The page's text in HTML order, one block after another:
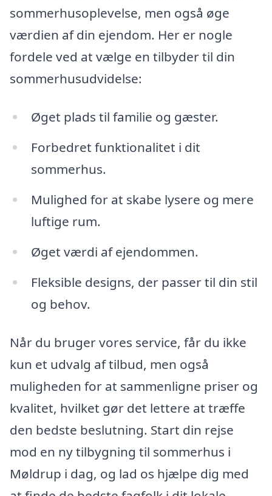
sommerhusoplevelse, men også øge
værdien af din ejendom. Her er nogle
fordele ved at vælge en tilbyder til din
sommerhusudvidelse:
Øget plads til familie og gæster.
Forbedret funktionalitet i dit
sommerhus.
Mulighed for at skabe lysere og mere
luftige rum.
Øget værdi af ejendommen.
Fleksible designs, der passer til din stil
og behov.
Når du bruger vores service, får du ikke
kun et udvalg af tilbud, men også
muligheden for at sammenligne priser og
kvalitet, hvilket gør det lettere at træffe
den bedste beslutning. Start din rejse
mod en ny tilbygning til sommerhus i
Møldrup i dag, og lad os hjælpe dig med